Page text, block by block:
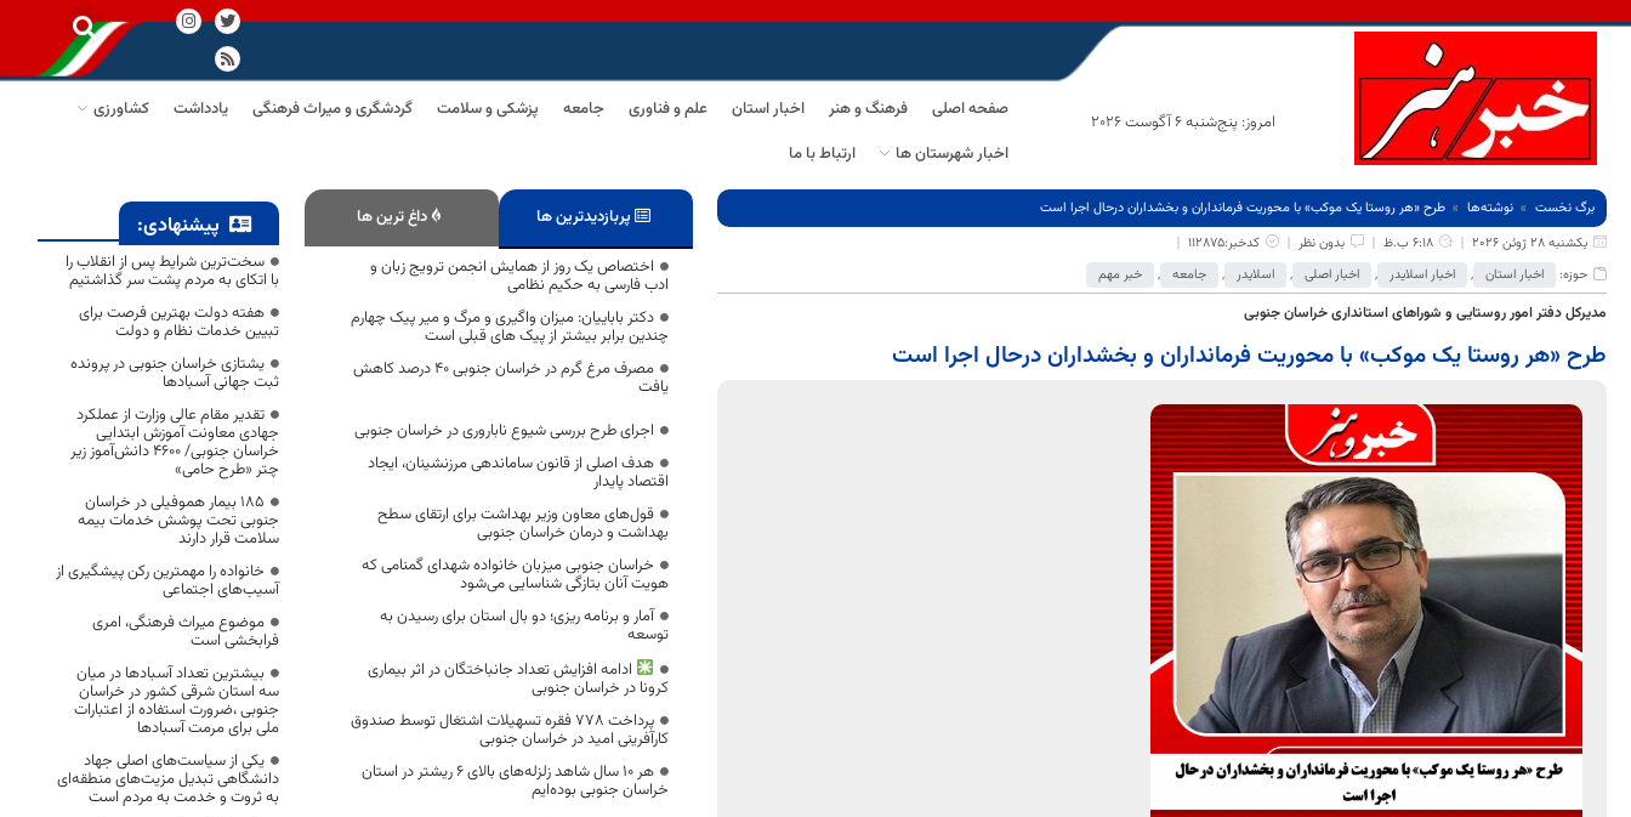
امروز: پنج‌شنبه 6 آگوست 2026
صفحه اصلی فرهنگ و هنر اخبار استان علم و فناوری جامعه پزشکی و سلامت گردشگری و میراث فرهنگی یادداشت
کشاورزی
اخبار شهرستان ها
ارتباط با ما
برگ نخست نوشته‌ها
طرح «هر روستا یک موکب» با محوریت فرمانداران و بخشداران درحال اجرا است
یکشنبه 28 ژوئن 2026
6:18 ب.ظ بدون نظر
کدخبر:112875
حوزه:
اخبار استان , اخبار اسلایدر , اخبار اصلی , اسلایدر , جامعه , خبر مهم
مدیرکل دفتر امور روستایی و شوراهای استانداری خراسان جنوبی
طرح «هر روستا یک موکب» با محوریت فرمانداران و بخشداران درحال اجرا است
پربازدیدترین ها داغ ترین ها
اختصاص یک روز از همایش انجمن ترویج زبان و
ادب فارسی به حکیم نظامی
دکتر باباییان: میزان واگیری و مرگ و میر پیک چهارم
چندین برابر بیشتر از پیک های قبلی است
مصرف مرغ گرم در خراسان جنوبی ۴۰ درصد کاهش
یافت
اجرای طرح بررسی شیوع ناباروری در خراسان جنوبی
هدف اصلی از قانون ساماندهی مرزنشینان، ایجاد
اقتصاد پایدار
قول‌های معاون وزیر بهداشت برای ارتقای سطح
بهداشت و درمان خراسان جنوبی
خراسان جنوبی میزبان خانواده شهدای گمنامی که
هویت آنان بتازگی شناسایی می‌شود
آمار و برنامه ریزی؛ دو بال استان برای رسیدن به
توسعه
ادامه افزایش تعداد جانباختگان در اثر بیماری
کرونا در خراسان جنوبی
پرداخت ۷۷۸ فقره تسهیلات اشتغال توسط صندوق
کارآفرینی امید در خراسان جنوبی
هر ۱۰ سال شاهد زلزله‌های بالای ۶ ریشتر در استان
خراسان جنوبی بوده‌ایم
پیشنهادی:
سخت‌ترین شرایط پس از انقلاب را
با اتکای به مردم پشت سر گذاشتیم
هفته دولت بهترین فرصت برای
تبیین خدمات نظام و دولت
یشتازی خراسان جنوبی در پرونده
ثبت جهانی آسبادها
تقدیر مقام عالی وزارت از عملکرد
جهادی معاونت آموزش ابتدایی
خراسان جنوبی/ ۴۶۰۰ دانش‌آموز زیر
چتر «طرح حامی»
۱۸۵ بیمار هموفیلی در خراسان
جنوبی تحت پوشش خدمات بیمه
سلامت قرار دارند
خانواده را مهمترین رکن پیشگیری از
آسیب‌های اجتماعی
موضوع میراث فرهنگی، امری
فرابخشی است
بیشترین تعداد آسبادها در میان
سه استان شرقی کشور در خراسان
جنوبی ،ضرورت استفاده از اعتبارات
ملی برای مرمت آسبادها
یکی از سیاست‌های اصلی جهاد
دانشگاهی تبدیل مزیت‌های منطقه‌ای
به ثروت و خدمت به مردم است